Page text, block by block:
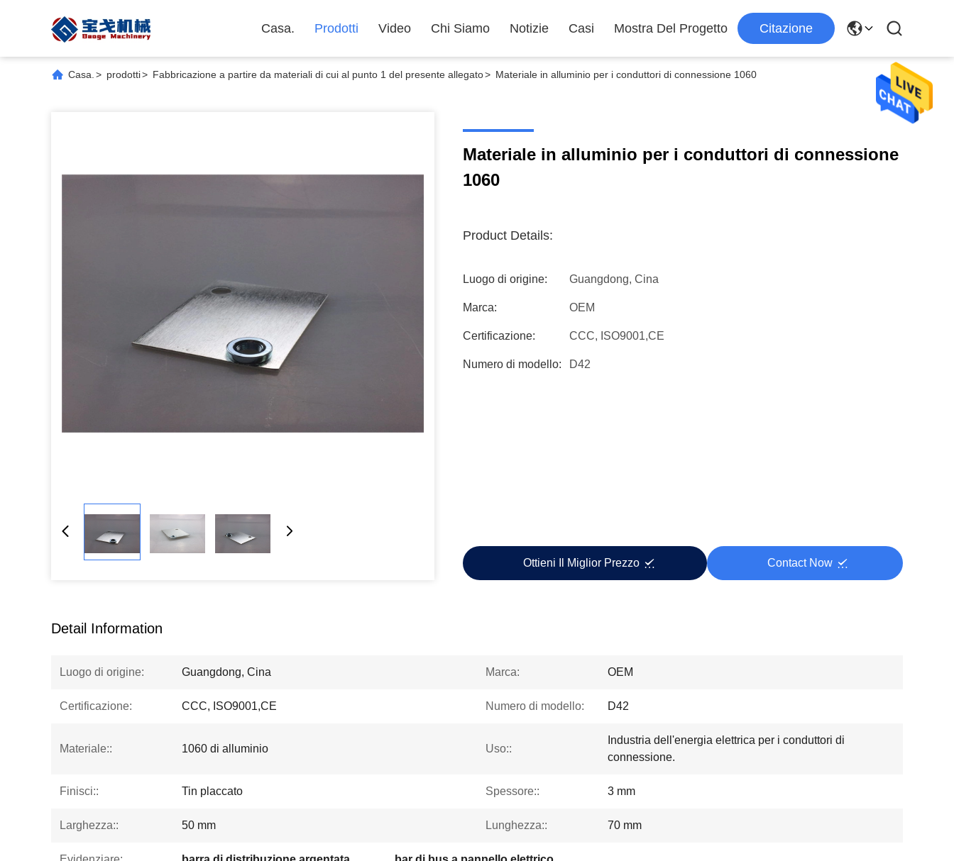
Casa. Prodotti Video Chi Siamo Notizie Casi Mostra Del Progetto Citazione
Casa. > prodotti> Fabbricazione a partire da materiali di cui al punto 1 del presente allegato> Materiale in alluminio per i conduttori di connessione 1060
Materiale in alluminio per i conduttori di connessione
1060
Product Details:
Luogo di origine: Guangdong, Cina
Marca: OEM
Certificazione: CCC, ISO9001,CE
Numero di modello: D42
Ottieni Il Miglior Prezzo Contact Now
Detail Information
Luogo di origine: Guangdong, Cina Marca: OEM
Certificazione: CCC, ISO9001,CE Numero di modello: D42
Materiale:: 1060 di alluminio Uso::
Industria dell'energia elettrica per i conduttori di
connessione.
Finisci:: Tin placcato Spessore:: 3 mm
Larghezza:: 50 mm Lunghezza:: 70 mm